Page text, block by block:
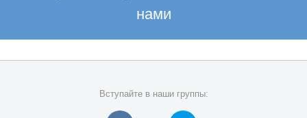
нами
Вступайте в наши группы: